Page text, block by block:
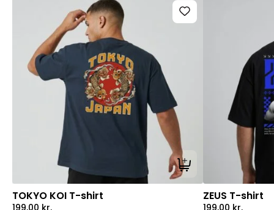
Tilføj til kurv
TOKYO KOI T-shirt ZEUS T-shirt